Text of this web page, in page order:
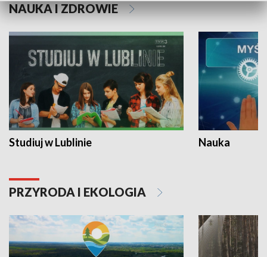
NAUKA I ZDROWIE
Studiuj w Lublinie Nauka
PRZYRODA I EKOLOGIA